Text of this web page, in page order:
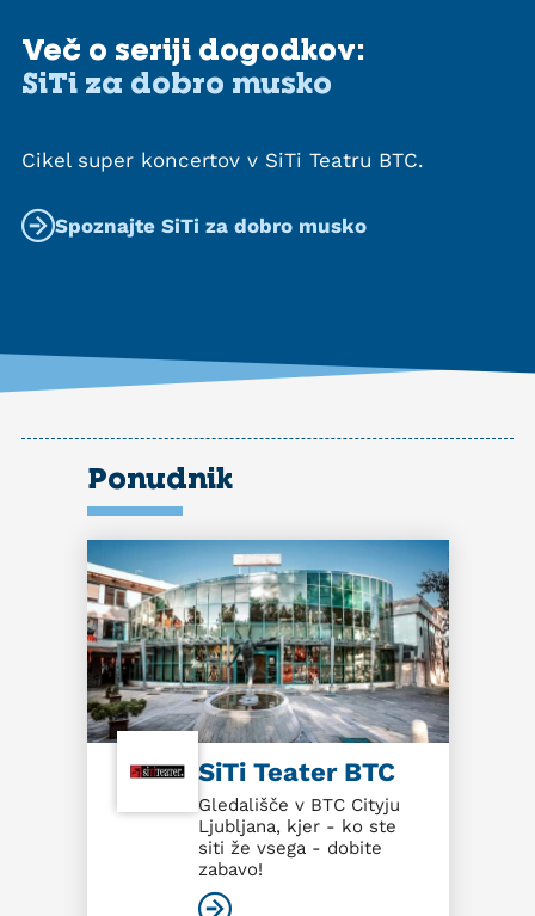
Več o seriji dogodkov:
SiTi za dobro musko
Cikel super koncertov v SiTi Teatru BTC.
Spoznajte SiTi za dobro musko
Ponudnik
SiTi Teater BTC
Gledališče v BTC Cityju
Ljubljana, kjer - ko ste
siti že vsega - dobite
zabavo!